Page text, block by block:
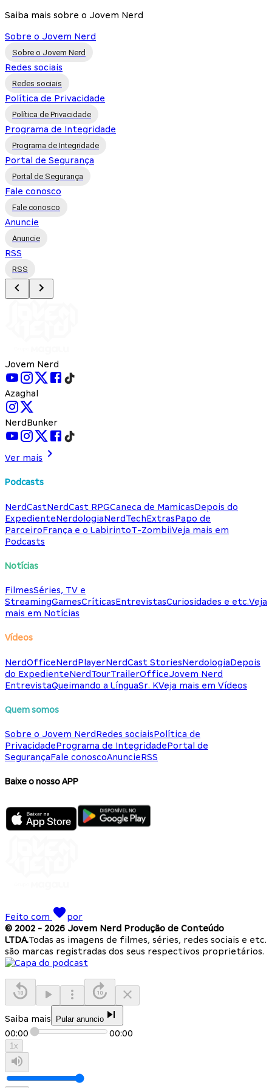
Saiba mais sobre o Jovem Nerd
Sobre o Jovem Nerd
Sobre o Jovem Nerd
Redes sociais
Redes sociais
Política de Privacidade
Política de Privacidade
Programa de Integridade
Programa de Integridade
Portal de Segurança
Portal de Segurança
Fale conosco
Fale conosco
Anuncie
Anuncie
RSS
RSS
Jovem Nerd
Azaghal
NerdBunker
Ver mais
Podcasts
NerdCastNerdCast RPGCaneca de MamicasDepois do
ExpedienteNerdologiaNerdTechExtrasPapo de
ParceiroFrança e o LabirintoT-ZombiiVeja mais em
Podcasts
Notícias
FilmesSéries, TV e
StreamingGamesCríticasEntrevistasCuriosidades e etc.Veja
mais em Notícias
Vídeos
NerdOfficeNerdPlayerNerdCast StoriesNerdologiaDepois
do ExpedienteNerdTourTrailerOfficeJovem Nerd
EntrevistaQueimando a LínguaSr. KVeja mais em Vídeos
Quem somos
Sobre o Jovem NerdRedes sociaisPolítica de
PrivacidadePrograma de IntegridadePortal de
SegurançaFale conoscoAnuncieRSS
Baixe o nosso APP
Feito com
por
© 2002 - 2026 Jovem Nerd Produção de Conteúdo
LTDA.Todas as imagens de filmes, séries, redes sociais e etc.
são marcas registradas dos seus respectivos proprietários.
Saiba mais Pular anuncio
00:00 00:00
1x